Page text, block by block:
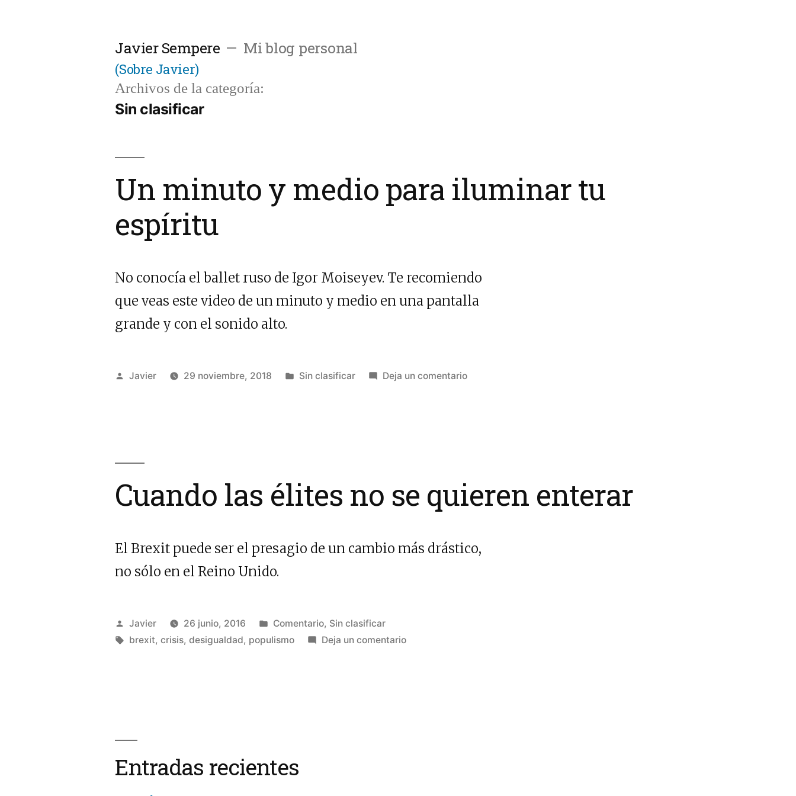
Javier Sempere Mi blog personal
(Sobre Javier)
Archivos de la categoría:
Sin clasificar
Un minuto y medio para iluminar tu
espíritu
No conocía el ballet ruso de Igor Moiseyev. Te recomiendo
que veas este video de un minuto y medio en una pantalla
grande y con el sonido alto.
Publicado
Javier 29 noviembre, 2018
Publicado
Sin clasificar Deja un comentarioen
tu
espíritu
Cuando las élites no se quieren enterar
El Brexit puede ser el presagio de un cambio más drástico,
no sólo en el Reino Unido.
Publicado
por
Javier 26 junio, 2016
Publicado
en
Comentario, Sin clasificar
Etiquetas:
brexit,crisis,desigualdad, populismo Deja un comentarioen
Entradas recientes